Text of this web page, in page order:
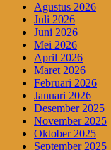
Agustus 2026
Juli 2026
Juni 2026
Mei 2026
April 2026
Maret 2026
Februari 2026
Januari 2026
Desember 2025
November 2025
Oktober 2025
September 2025